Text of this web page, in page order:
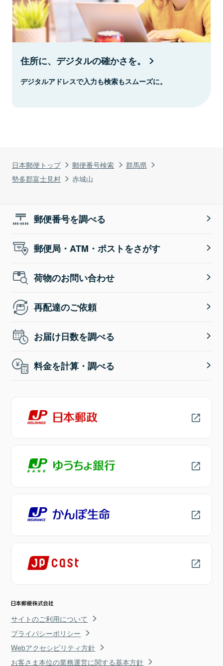
日本郵便トップ 郵便番号検索
群馬県
勢多郡富士見村
赤城山
住所に、デジタルの確かさを。
デジタルアドレスで入力も検索もスムーズに。
郵便番号を調べる
郵便局・ATM・ポストをさがす
荷物のお問い合わせ
再配達のご依頼
お届け日数を調べる
料金を計算・調べる
サイトのご利用について
プライバシーポリシー
Webアクセシビリティ方針
お客さま本位の業務運営に関する基本方針